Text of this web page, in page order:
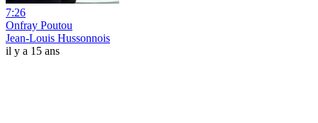
7:26
Onfray Poutou
Jean-Louis Hussonnois
il y a 15 ans